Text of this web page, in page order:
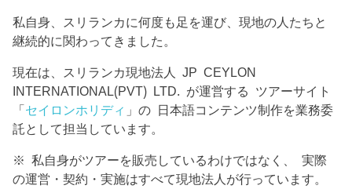
私自身、スリランカに何度も足を運び、現地の人たちと
継続的に関わってきました。
現在は、スリランカ現地法人 JP CEYLON
INTERNATIONAL(PVT) LTD. が運営する ツアーサイト
「セイロンホリディ 」の 日本語コンテンツ制作を業務委
託として担当しています。
※ 私自身がツアーを販売しているわけではなく、 実際
の運営・契約・実施はすべて現地法人が行っています。